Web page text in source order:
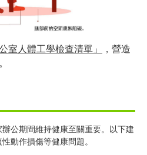
室人體工學檢查清單」
，營造
公期間維持健康至關重要。以下建
動作損傷等健康問題。